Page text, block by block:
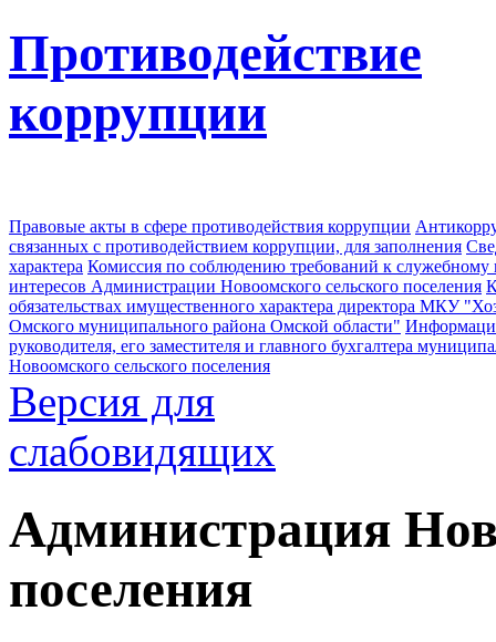
Противодействие
коррупции
Правовые акты в сфере противодействия коррупции
связанных с противодействием коррупции, для заполнения
характера Комиссия по соблюдению требований к
интересов Администрации Новоомского сельского поселения
обязательствах имущественного характера директора МКУ
Омского муниципального района Омской области"
руководителя, его заместителя и главного бухгалтера
Новоомского сельского поселения
Версия для
слабовидящих
Администрация
поселения